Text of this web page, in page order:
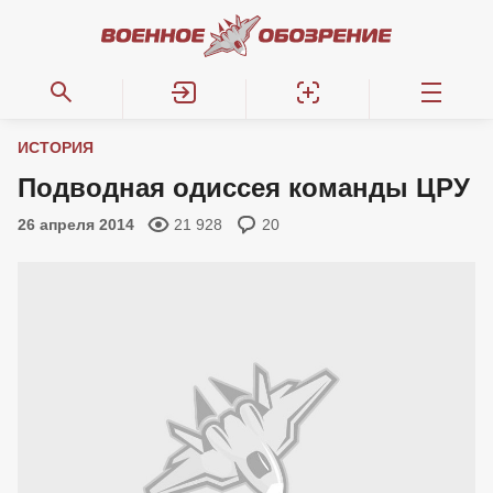
ИСТОРИЯ
Подводная одиссея команды ЦРУ
26 апреля 2014 21 928 20